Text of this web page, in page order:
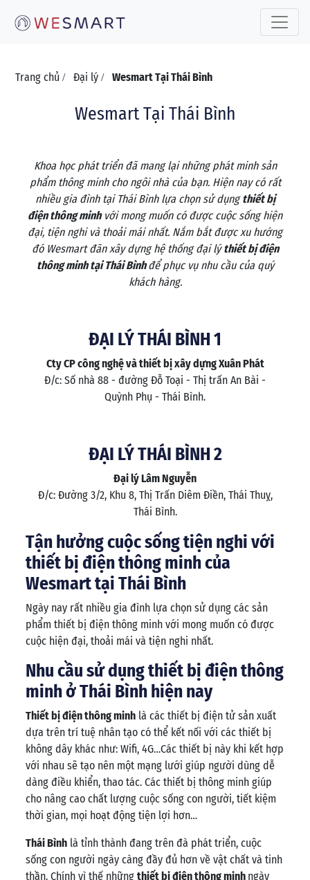
Trang chủ / Đại lý / Wesmart Tại Thái Bình
Wesmart Tại Thái Bình
Khoa học phát triển đã mang lại những phát minh sản
phẩm thông minh cho ngôi nhà của bạn. Hiện nay có rất
nhiều gia đình tại Thái Bình lựa chọn sử dụngthiết bị
điện thông minhvới mong muốn có được cuộc sống hiện
đại, tiện nghi và thoải mái nhất. Nắm bắt được xu hướng
đó Wesmart đãn xây dựng hệ thống đại lýthiết bị điện
thông minh tại Thái Bìnhđể phục vụ nhu cầu của quý
khách hàng.
ĐẠI LÝ THÁI BÌNH 1
Cty CP công nghệ và thiết bị xây dựng Xuân Phát
Đ/c: Số nhà 88 - đường Đỗ Toại - Thị trấn An Bài -
Quỳnh Phụ - Thái Bình.
ĐẠI LÝ THÁI BÌNH 2
Đại lý Lâm Nguyễn
Đ/c: Đường 3/2, Khu 8, Thị Trấn Diêm Điền, Thái Thuỵ,
Thái Bình.
Tận hưởng cuộc sống tiện nghi với
thiết bị điện thông minh của
Wesmart tại Thái Bình
Ngày nay rất nhiều gia đình lựa chọn sử dụng các sản
phẩm thiết bị điện thông minh với mong muốn có được
cuộc hiện đại, thoải mái và tiện nghi nhất.
Nhu cầu sử dụng thiết bị điện thông
minh ở Thái Bình hiện nay
Thiết bị điện thông minh là các thiết bị điện tử sản xuất
dựa trên trí tuệ nhân tạo có thể kết nối với các thiết bị
không dây khác như: Wifi, 4G…Các thiết bị này khi kết hợp
với nhau sẽ tạo nên một mạng lưới giúp người dùng dễ
dàng điều khiển, thao tác. Các thiết bị thông minh giúp
cho nâng cao chất lượng cuộc sống con người, tiết kiệm
thời gian, mọi hoạt động tiện lợi hơn…
Thái Bình là tỉnh thành đang trên đà phát triển, cuộc
sống con người ngày càng đầy đủ hơn về vật chất và tinh
thần. Chính vì thế những thiết bị điện thông minh ngày